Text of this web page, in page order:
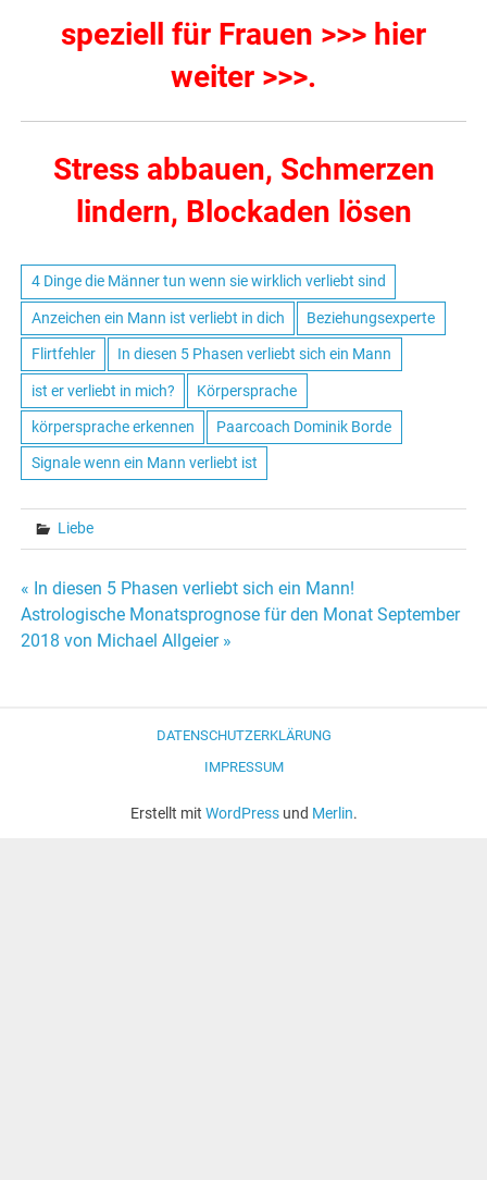
speziell für Frauen >>> hier
weiter >>>.
Stress abbauen, Schmerzen
lindern, Blockaden lösen
4 Dinge die Männer tun wenn sie wirklich verliebt sind
Anzeichen ein Mann ist verliebt in dich Beziehungsexperte
Flirtfehler In diesen 5 Phasen verliebt sich ein Mann
ist er verliebt in mich? Körpersprache
körpersprache erkennen Paarcoach Dominik Borde
Signale wenn ein Mann verliebt ist
Liebe
Beitrags-
« In diesen 5 Phasen verliebt sich ein Mann!
Astrologische Monatsprognose für den Monat September
2018 von Michael Allgeier »
DATENSCHUTZERKLÄRUNG
IMPRESSUM
Erstellt mit WordPressund Merlin.